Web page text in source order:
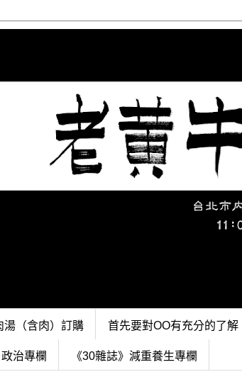
湯（含肉）訂購 首先要對OO有充分的了解
治專欄 《30雜誌》減重養生專欄